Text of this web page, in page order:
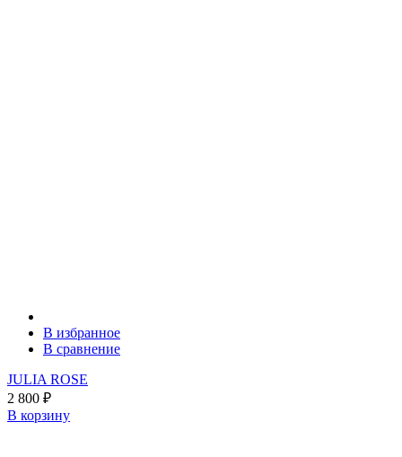
В избранное
В сравнение
JULIA ROSE
2 800 ₽
В корзину